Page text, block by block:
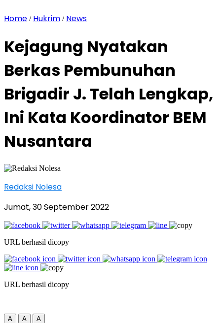
Home / Hukrim / News
Kejagung Nyatakan
Berkas Pembunuhan
Brigadir J. Telah Lengkap,
Ini Kata Koordinator BEM
Nusantara
Redaksi Nolesa
Jumat, 30 September 2022
URL berhasil dicopy
URL berhasil dicopy
A A A